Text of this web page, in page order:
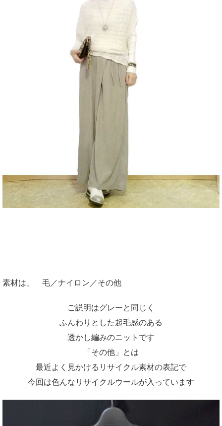
素材は、 毛／ナイロン／その他
ご説明はグレーと同じく
ふんわりとした起毛感のある
透かし編みのニットです
「その他」とは
最近よく見かけるリサイクル素材の表記で
今回は色んなリサイクルウールが入っています